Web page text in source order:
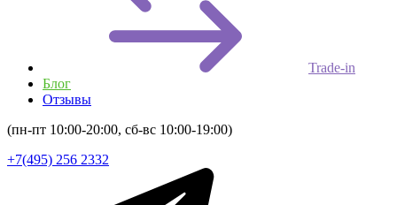
Trade-in
Блог
Отзывы
(пн-пт 10:00-20:00, сб-вс 10:00-19:00)
+7(495) 256 2332